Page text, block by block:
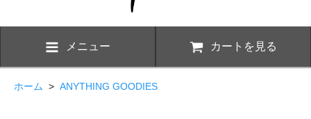
メニュー カートを見る
ホーム > ANYTHING GOODIES